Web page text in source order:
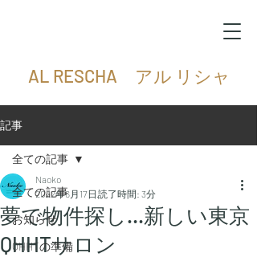
AL RESCHA アル リシャ
記事
全ての記事
お知らせ
QHHTの準備
全ての記事
夢で物件探し…新しい東京
QHHTサロン
Naoko
2022年6月17日 読了時間: 3分